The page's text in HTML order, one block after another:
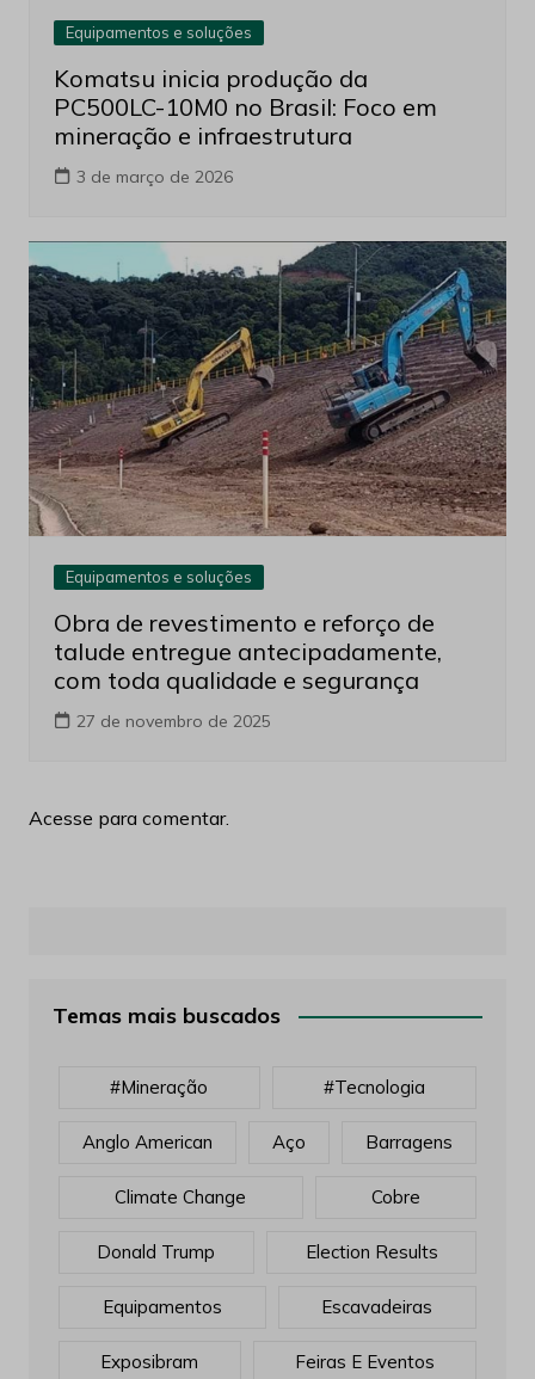
Equipamentos e soluções
Komatsu inicia produção da
PC500LC-10M0 no Brasil: Foco em
mineração e infraestrutura
3 de março de 2026
Equipamentos e soluções
Obra de revestimento e reforço de
talude entregue antecipadamente,
com toda qualidade e segurança
27 de novembro de 2025
Acesse para comentar.
Temas mais buscados
#mineração #tecnologia
Anglo American Aço Barragens
Climate Change Cobre
Donald Trump Election Results
Equipamentos Escavadeiras
Exposibram Feiras E Eventos